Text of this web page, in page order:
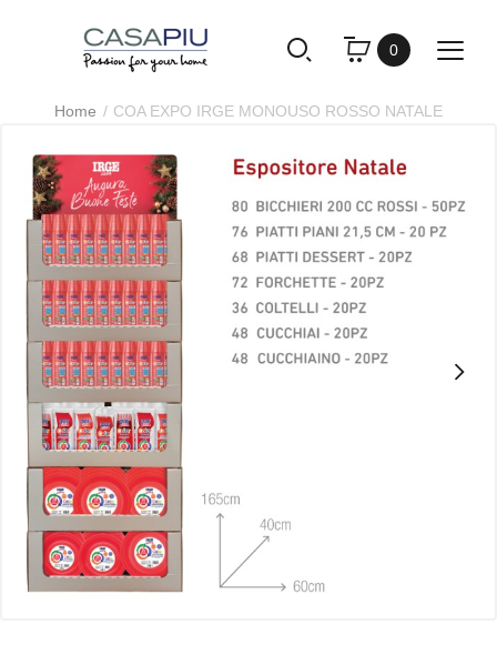
0
Home COA EXPO IRGE MONOUSO ROSSO NATALE